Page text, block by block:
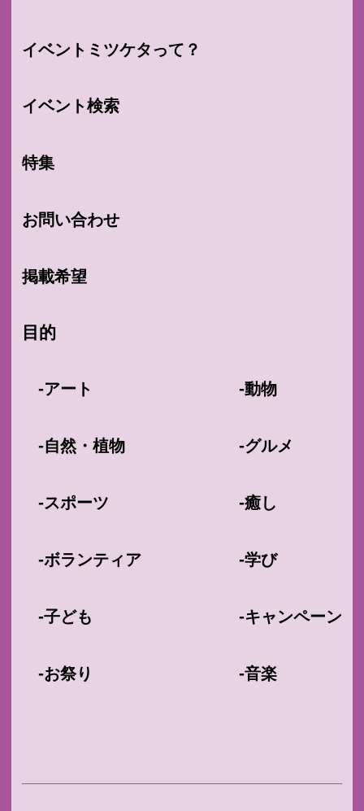
イベントミツケタって？
イベント検索
特集
お問い合わせ
掲載希望
目的
-アート
-自然・植物
-スポーツ
-ボランティア
-子ども
-お祭り
-動物
-グルメ
-癒し
-学び
-キャンペーン
-音楽